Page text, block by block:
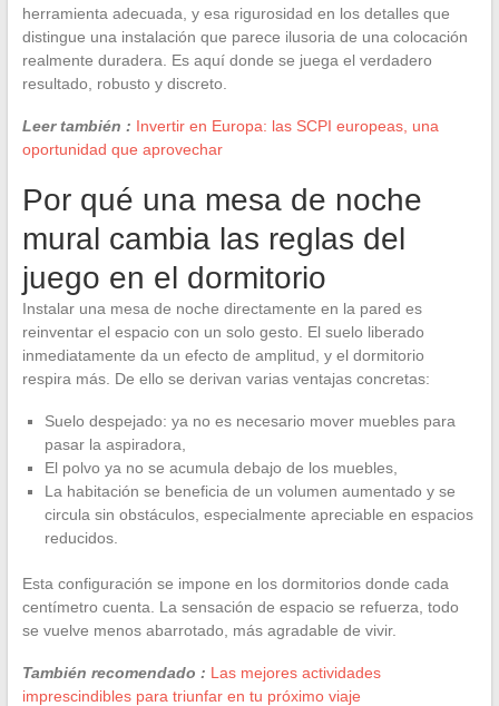
herramienta adecuada, y esa rigurosidad en los detalles que
distingue una instalación que parece ilusoria de una colocación
realmente duradera. Es aquí donde se juega el verdadero
resultado, robusto y discreto.
Leer también : Invertir en Europa: las SCPI europeas, una
oportunidad que aprovechar
Por qué una mesa de noche
mural cambia las reglas del
juego en el dormitorio
Instalar una mesa de noche directamente en la pared es
reinventar el espacio con un solo gesto. El suelo liberado
inmediatamente da un efecto de amplitud, y el dormitorio
respira más. De ello se derivan varias ventajas concretas:
Suelo despejado: ya no es necesario mover muebles para
pasar la aspiradora,
El polvo ya no se acumula debajo de los muebles,
La habitación se beneficia de un volumen aumentado y se
circula sin obstáculos, especialmente apreciable en espacios
reducidos.
Esta configuración se impone en los dormitorios donde cada
centímetro cuenta. La sensación de espacio se refuerza, todo
se vuelve menos abarrotado, más agradable de vivir.
También recomendado : Las mejores actividades
imprescindibles para triunfar en tu próximo viaje